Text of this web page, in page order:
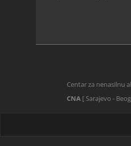
Centar za nenasilnu
CNA [ Sarajevo -